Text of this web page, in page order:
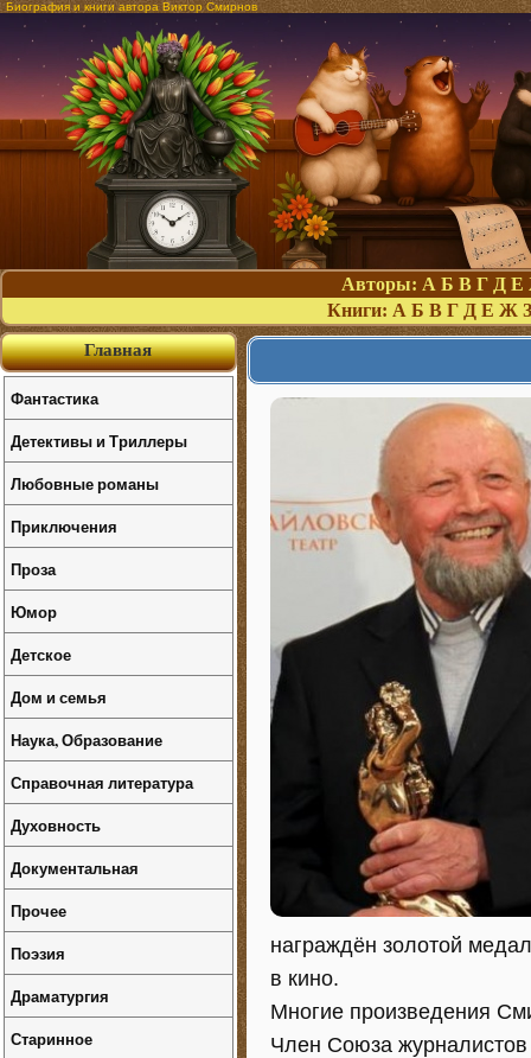
Биография и книги автора Виктор Смирнов
Авторы: А Б В Г Д Е
Книги: А Б В Г Д Е Ж З
награждён золотой
в кино.
Многие произведения
Член Союза
Главная
Фантастика
Детективы и Триллеры
Любовные романы
Приключения
Проза
Юмор
Детское
Дом и семья
Наука, Образование
Справочная литература
Духовность
Документальная
Прочее
Поэзия
Драматургия
Старинное